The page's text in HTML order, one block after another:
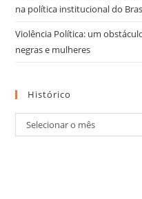
na política institucional do
Violência Política: um
negras e mulheres
Histórico
Selecionar o mês